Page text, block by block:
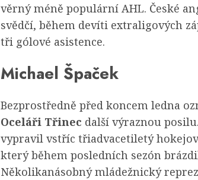
věrný méně populární AHL. České
svědčí, během devíti extraligových
tři gólové asistence.
Michael Špaček
Bezprostředně před koncem ledna
Oceláři Třinec další výraznou
vypravil vstříc třiadvacetiletý
který během posledních sezón
Několikanásobný mládežnický